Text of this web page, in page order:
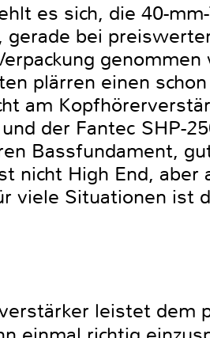
es sich, die 40-
gerade bei
plärren einen
am
der Fantec SHP-
Bassfundament,
nicht High End, aber
viele Situationen ist
leistet dem